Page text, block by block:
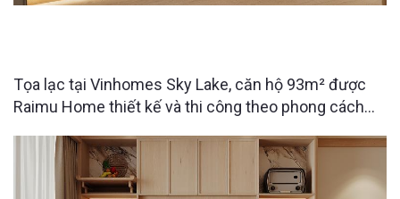
Tọa lạc tại Vinhomes Sky Lake, căn hộ 93m² được
Raimu Home thiết kế và thi công theo phong cách
cao sự thư thái, tinh gọn và gần gũi với thiên nhiên.